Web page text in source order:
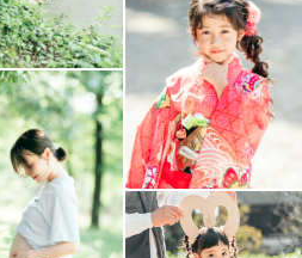
いただく必要がございます。
ていただきますのでご安心下さ
影に関しても事前に撮影される
呼んで撮影することが可能かお
影をお断りされている神社・お